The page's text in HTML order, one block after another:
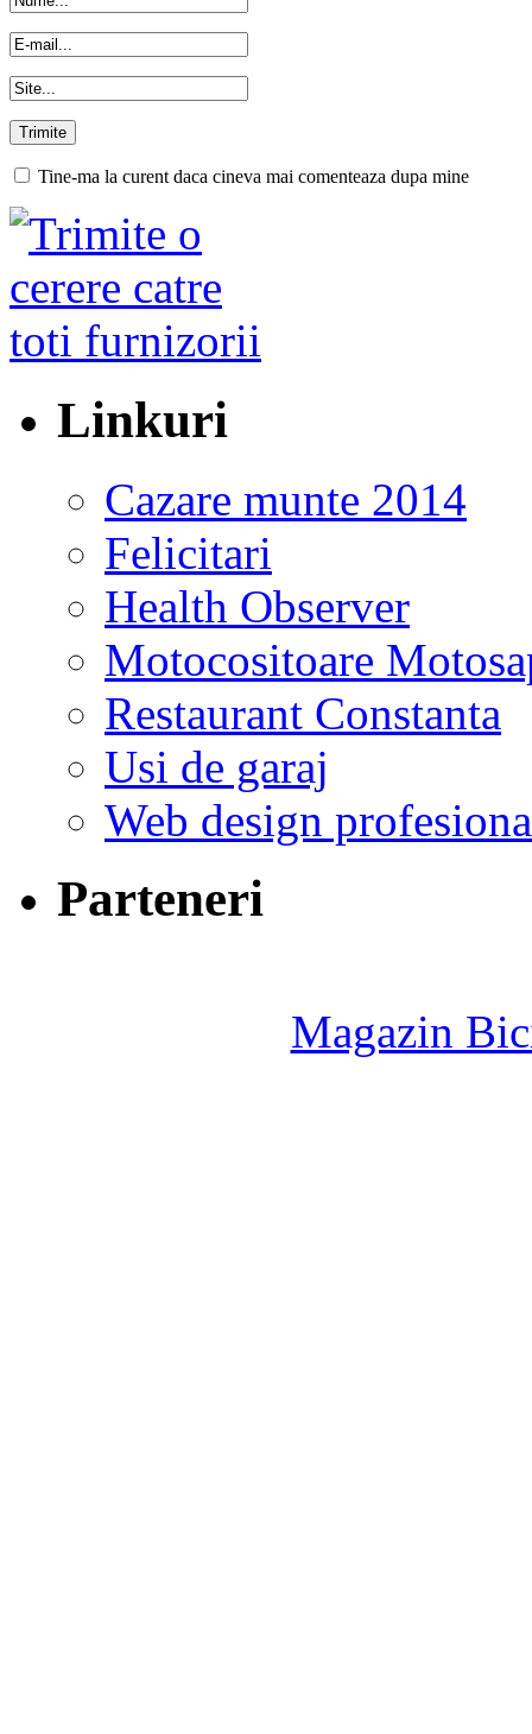
Tine-ma la curent daca cineva mai comenteaza dupa mine
Linkuri
Cazare munte 2014
Felicitari
Health Observer
Motocositoare
Restaurant Constanta
Usi de garaj
Web design
Parteneri
Magazin